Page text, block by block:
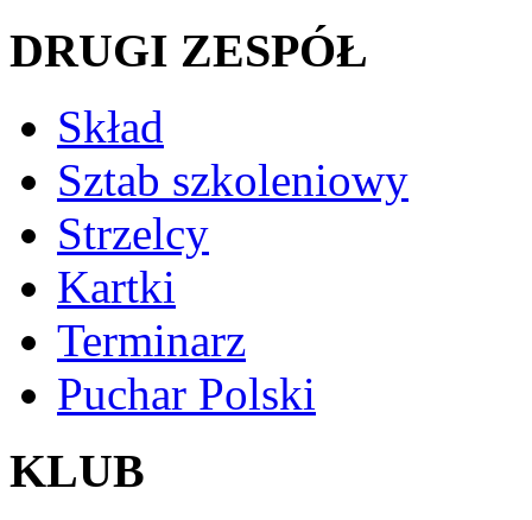
DRUGI ZESPÓŁ
Skład
Sztab szkoleniowy
Strzelcy
Kartki
Terminarz
Puchar Polski
KLUB